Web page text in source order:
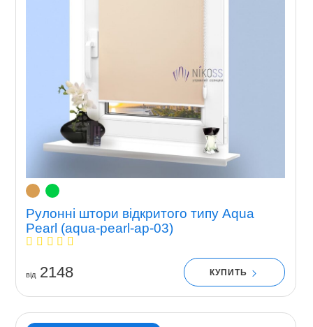
Рулонні штори відкритого типу Aqua
Pearl (aqua-pearl-ap-03)
вiд2148 КУПИТЬ